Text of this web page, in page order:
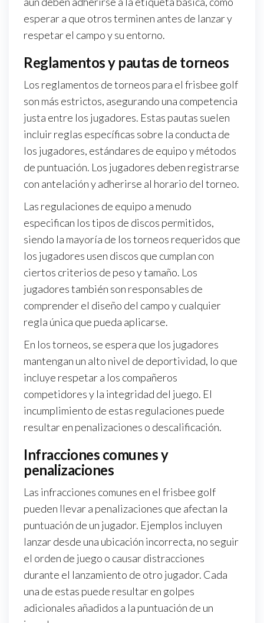
esperar a que otros terminen antes de lanzar y
respetar el campo y su entorno.
Reglamentos y pautas de torneos
Los reglamentos de torneos para el frisbee golf
son más estrictos, asegurando una competencia
justa entre los jugadores. Estas pautas suelen
incluir reglas específicas sobre la conducta de
los jugadores, estándares de equipo y métodos
de puntuación. Los jugadores deben registrarse
con antelación y adherirse al horario del torneo.
Las regulaciones de equipo a menudo
especifican los tipos de discos permitidos,
siendo la mayoría de los torneos requeridos que
los jugadores usen discos que cumplan con
ciertos criterios de peso y tamaño. Los
jugadores también son responsables de
comprender el diseño del campo y cualquier
regla única que pueda aplicarse.
En los torneos, se espera que los jugadores
mantengan un alto nivel de deportividad, lo que
incluye respetar a los compañeros
competidores y la integridad del juego. El
incumplimiento de estas regulaciones puede
resultar en penalizaciones o descalificación.
Infracciones comunes y
penalizaciones
Las infracciones comunes en el frisbee golf
pueden llevar a penalizaciones que afectan la
puntuación de un jugador. Ejemplos incluyen
lanzar desde una ubicación incorrecta, no seguir
el orden de juego o causar distracciones
durante el lanzamiento de otro jugador. Cada
una de estas puede resultar en golpes
adicionales añadidos a la puntuación de un